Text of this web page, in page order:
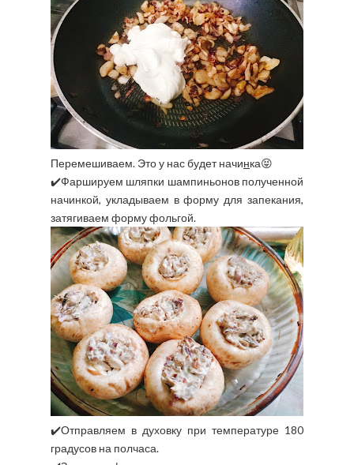
Перемешиваем. Это у нас будет начинка😝
✔️Фаршируем шляпки шампиньонов полученной
начинкой, укладываем в форму для запекания,
затягиваем форму фольгой.
✔️Отправляем в духовку при температуре 180
градусов на полчаса.